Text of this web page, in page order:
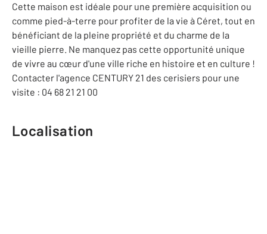
Cette maison est idéale pour une première acquisition ou
comme pied-à-terre pour profiter de la vie à Céret, tout en
bénéficiant de la pleine propriété et du charme de la
vieille pierre. Ne manquez pas cette opportunité unique
de vivre au cœur d'une ville riche en histoire et en culture !
Contacter l'agence CENTURY 21 des cerisiers pour une
visite : 04 68 21 21 00
Localisation